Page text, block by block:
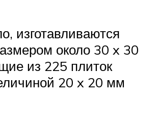
изготавливаются
около 30 x 30
из 225 плиток
20 x 20 мм